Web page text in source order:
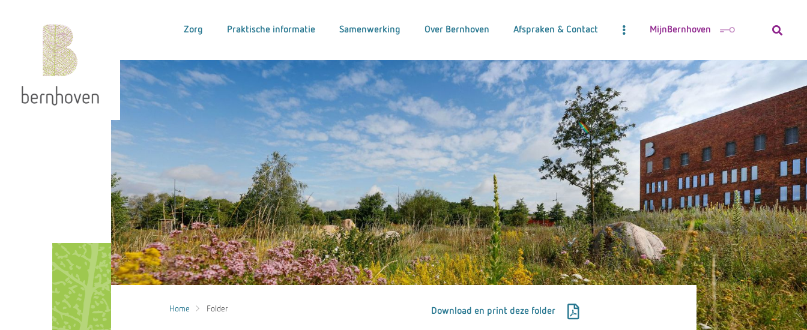
Zorg Praktische informatie Samenwerking Over Bernhoven Afspraken & Contact MijnBernhoven
Home Folder Download en print deze folder